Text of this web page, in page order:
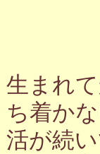
生まれ
ち着か
活が続